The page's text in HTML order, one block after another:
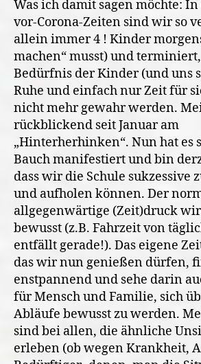
Was ich damit sagen möchte:
vor-Corona-Zeiten sind wir so
allein immer 4 ! Kinder
machen“ musst) und
Bedürfnis der Kinder (und uns
Ruhe und einfach nur Zeit für
nicht mehr gewahr werden.
rückblickend seit Januar am
„Hinterherhinken“. Nun hat es
Bauch manifestiert und bin
dass wir die Schule sukzessive
und aufholen können. Der
allgegenwärtige (Zeit)druck
bewusst (z.B. Fahrzeit von
entfällt gerade!). Das eigene
das wir nun genießen dürfen,
enstpannend und sehe darin
für Mensch und Familie, sich
Abläufe bewusst zu werden.
sind bei allen, die ähnliche
erleben (ob wegen Krankheit,